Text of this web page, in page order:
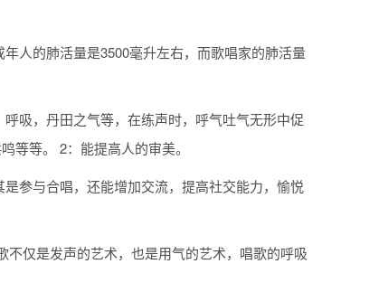
人的肺活量是3500毫升左右，而歌唱家的肺活量
吸，丹田之气等，在练声时，呼气吐气无形中促
等等。 2：能提高人的审美。
参与合唱，还能增加交流，提高社交能力，愉悦
仅是发声的艺术，也是用气的艺术，唱歌的呼吸